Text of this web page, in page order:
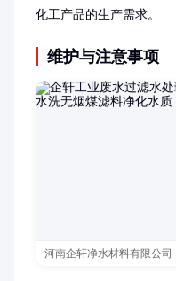
化工产品的生产需求。
维护与注意事项
河南企轩净水材料有限公司